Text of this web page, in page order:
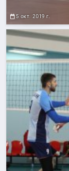
5 окт. 2019 г.